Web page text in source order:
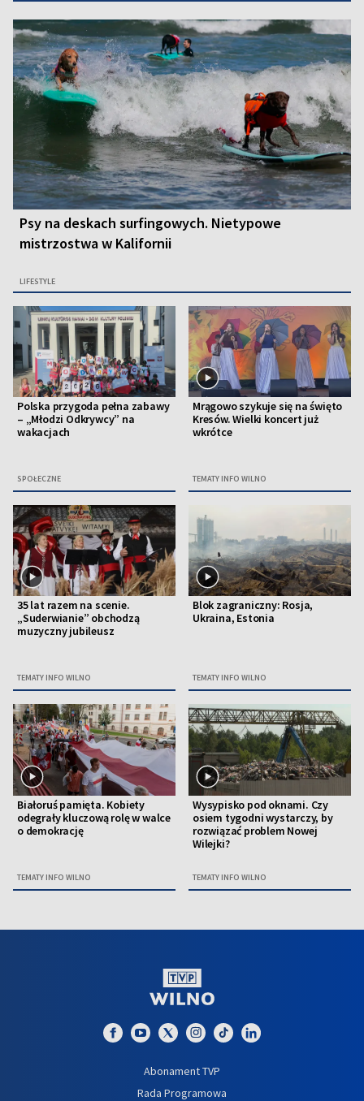
Psy na deskach surfingowych. Nietypowe
mistrzostwa w Kalifornii
LIFESTYLE
Polska przygoda pełna zabawy
– „Młodzi Odkrywcy” na
wakacjach
SPOŁECZNE
Mrągowo szykuje się na święto
Kresów. Wielki koncert już
wkrótce
TEMATY INFO WILNO
35 lat razem na scenie.
„Suderwianie” obchodzą
muzyczny jubileusz
TEMATY INFO WILNO
Blok zagraniczny: Rosja,
Ukraina, Estonia
TEMATY INFO WILNO
Białoruś pamięta. Kobiety
odegrały kluczową rolę w walce
o demokrację
TEMATY INFO WILNO
Wysypisko pod oknami. Czy
osiem tygodni wystarczy, by
rozwiązać problem Nowej
Wilejki?
TEMATY INFO WILNO
Abonament TVP
Rada Programowa